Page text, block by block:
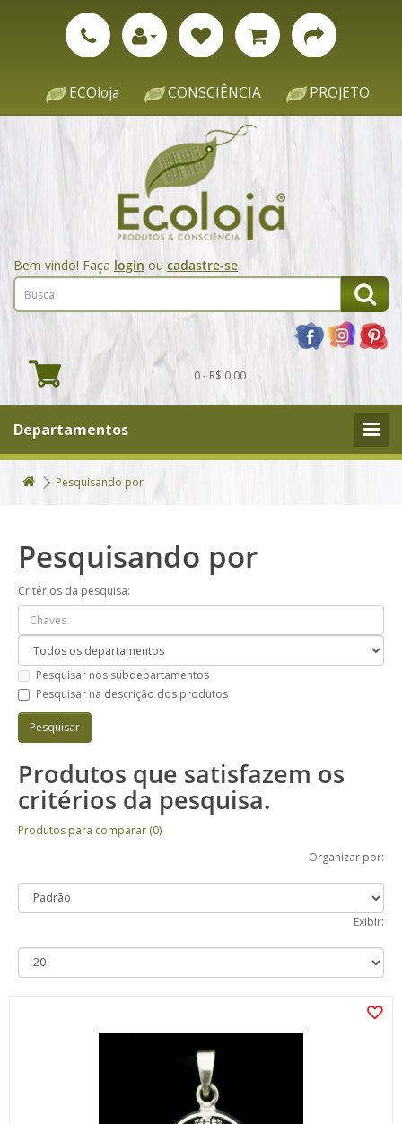
ECOloja CONSCIÊNCIA PROJETO
Bem vindo! Faça login ou cadastre-se
0 - R$ 0,00
Departamentos
Pesquisando por
Pesquisando por
Critérios da pesquisa:
Pesquisar nos subdepartamentos
Pesquisar na descrição dos produtos
Produtos que satisfazem os
critérios da pesquisa.
Produtos para comparar (0)
Organizar por:
Exibir: